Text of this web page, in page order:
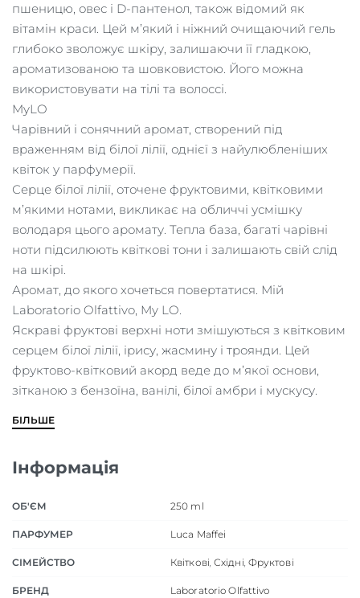
пшеницю, овес і D-пантенол, також відомий як
вітамін краси. Цей м’який і ніжний очищаючий гель
глибоко зволожує шкіру, залишаючи її гладкою,
ароматизованою та шовковистою. Його можна
використовувати на тілі та волоссі.
MyLO
Чарівний і сонячний аромат, створений під
враженням від білої лілії, однієї з найулюбленіших
квіток у парфумерії.
Серце білої лілії, оточене фруктовими, квітковими
м’якими нотами, викликає на обличчі усмішку
володаря цього аромату. Тепла база, багаті чарівні
ноти підсилюють квіткові тони і залишають свій слід
на шкірі.
Аромат, до якого хочеться повертатися. Мій
Laboratorio Olfattivo, My LO.
Яскраві фруктові верхні ноти змішуються з квітковим
серцем білої лілії, ірису, жасмину і троянди. Цей
фруктово-квітковий акорд веде до м’якої основи,
зітканою з бензоїна, ванілі, білої амбри і мускусу.
БІЛЬШЕ
Інформація
ОБ'ЄМ 250 ml
ПАРФУМЕР Luca Maffei
СІМЕЙСТВО Квіткові, Східні, Фруктові
БРЕНД Laboratorio Olfattivo